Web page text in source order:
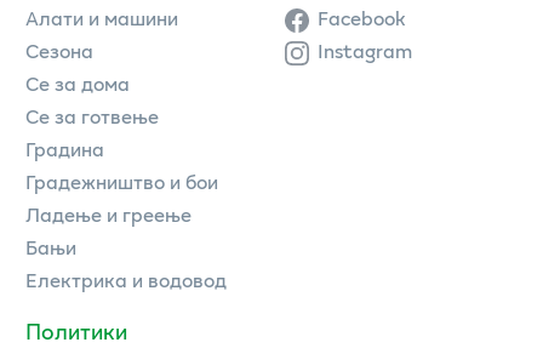
Алати и машини
Сезона
Се за дома
Се за готвење
Градина
Градежништво и бои
Ладење и греење
Бањи
Електрика и водовод
Политики
Facebook
Instagram